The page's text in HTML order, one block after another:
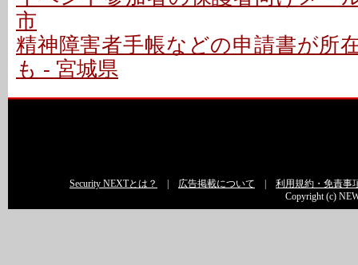
市
精神障害者手帳などの申請書が所
も - 宮城県
Security NEXTとは？ 広告掲載について
利用規約・免責事
Copyright (c)